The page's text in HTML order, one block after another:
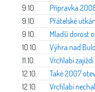
9.10.
Přípravka
9.10.
Přátelské
9.10.
Mladší dorost
10.10.
Výhra nad
11.10.
Vrchlabí
12.10.
Také 2007
12.10.
Vrchlabí